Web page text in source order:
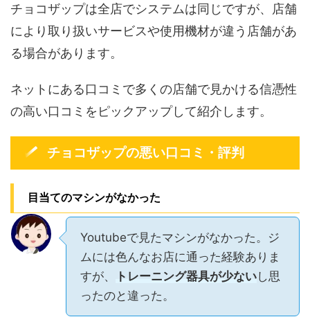
チョコザップは全店でシステムは同じですが、店舗
により取り扱いサービスや使用機材が違う店舗があ
る場合があります。
ネットにある口コミで多くの店舗で見かける信憑性
の高い口コミをピックアップして紹介します。
チョコザップの悪い口コミ・評判
目当てのマシンがなかった
Youtubeで見たマシンがなかった。ジ
ムには色んなお店に通った経験ありま
すが、
トレーニング器具が少ないし思
ったのと違った。